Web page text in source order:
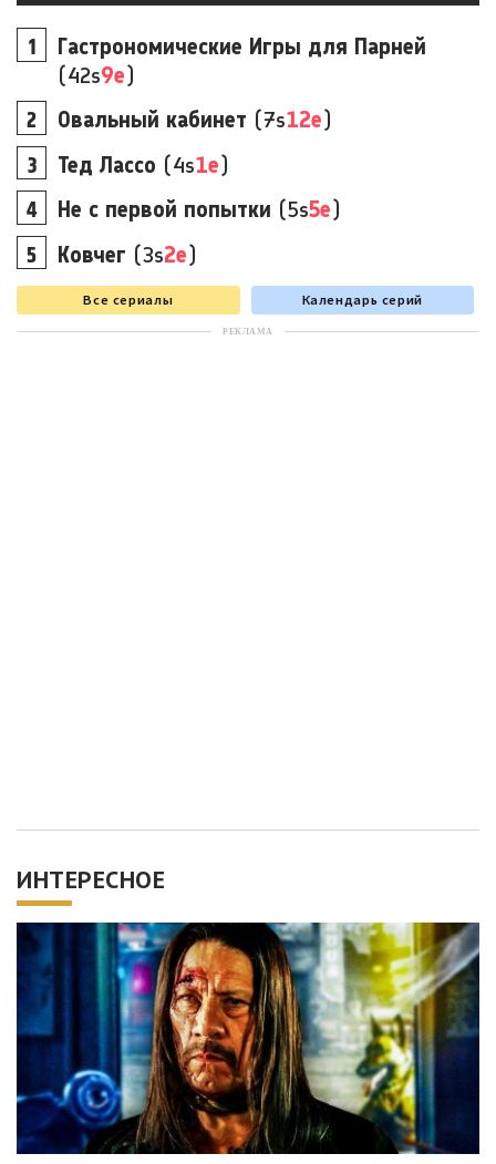
Гастрономические Игры для Парней
(42s9e)
Овальный кабинет (7s12e)
Тед Лассо (4s1e)
Не с первой попытки (5s5e)
Ковчег (3s2e)
Все сериалы Календарь серий
РЕКЛАМА
ИНТЕРЕСНОЕ